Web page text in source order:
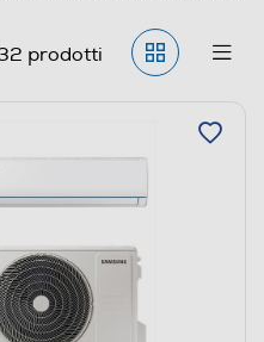
prodotti